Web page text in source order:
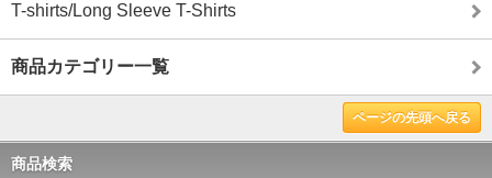
T-shirts/Long Sleeve T-Shirts
商品カテゴリー一覧
ページの先頭へ戻る
商品検索